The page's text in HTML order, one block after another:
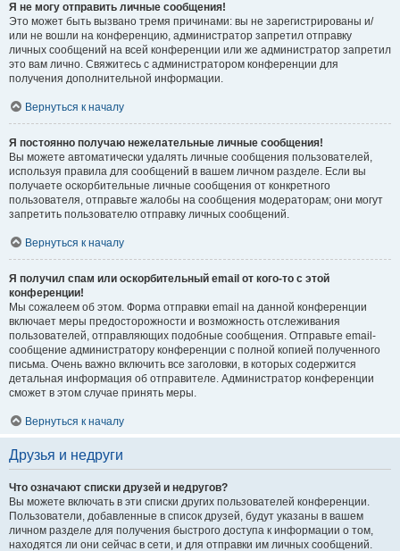
Я не могу отправить личные сообщения!
Это может быть вызвано тремя причинами: вы не зарегистрированы и/
или не вошли на конференцию, администратор запретил отправку
личных сообщений на всей конференции или же администратор запретил
это вам лично. Свяжитесь с администратором конференции для
получения дополнительной информации.
Вернуться к началу
Я постоянно получаю нежелательные личные сообщения!
Вы можете автоматически удалять личные сообщения пользователей,
используя правила для сообщений в вашем личном разделе. Если вы
получаете оскорбительные личные сообщения от конкретного
пользователя, отправьте жалобы на сообщения модераторам; они могут
запретить пользователю отправку личных сообщений.
Вернуться к началу
Я получил спам или оскорбительный email от кого-то с этой
конференции!
Мы сожалеем об этом. Форма отправки email на данной конференции
включает меры предосторожности и возможность отслеживания
пользователей, отправляющих подобные сообщения. Отправьте email-
сообщение администратору конференции с полной копией полученного
письма. Очень важно включить все заголовки, в которых содержится
детальная информация об отправителе. Администратор конференции
сможет в этом случае принять меры.
Вернуться к началу
Друзья и недруги
Что означают списки друзей и недругов?
Вы можете включать в эти списки других пользователей конференции.
Пользователи, добавленные в список друзей, будут указаны в вашем
личном разделе для получения быстрого доступа к информации о том,
находятся ли они сейчас в сети, и для отправки им личных сообщений.